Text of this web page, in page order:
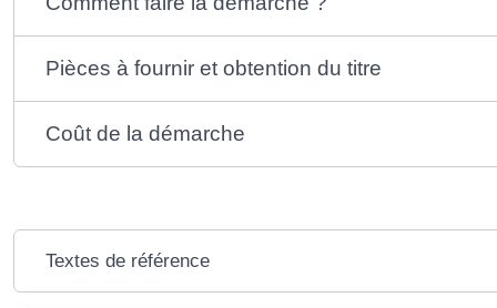
Pièces à fournir et obtention du titre
Coût de la démarche
Textes de référence